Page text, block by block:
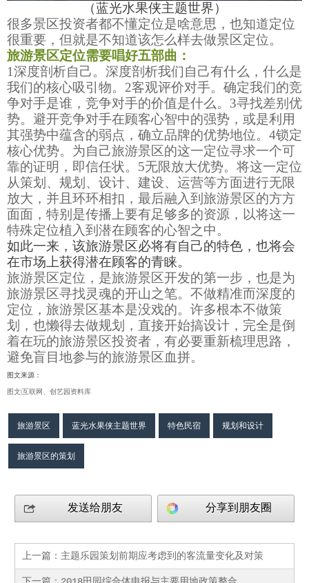
（蓝光水果侠主题世界）
很多景区投资者都不懂定位是啥意思，也知道定位
很重要，但就是不知道该怎么样去做景区定位。
旅游景区定位需要唱好五部曲：
1深度剖析自己。深度剖析我们自己有什么，什么是
我们的核心吸引物。 2客观评价对手。确定我们的竞
争对手是谁，竞争对手的价值是什么。 3寻找差别优
势。避开竞争对手在顾客心智中的强势，或是利用
其强势中蕴含的弱点，确立品牌的优势地位。 4锁定
核心优势。为自己旅游景区的这一定位寻求一个可
靠的证明，即信任状。 5无限放大优势。将这一定位
从策划、规划、设计、建设、运营等方面进行无限
放大，并且环环相扣，最后融入到旅游景区的方方
面面，特别是传播上要有足够多的资源，以将这一
特殊定位植入到潜在顾客的心智之中。
如此一来，该旅游景区必将有自己的特色，也将会
在市场上获得潜在顾客的青睐。
旅游景区定位，是旅游景区开发的第一步，也是为
旅游景区寻找灵魂的开山之笔。不做精准而深度的
定位，旅游景区基本是没戏的。许多根本不做策
划，也懒得去做规划，直接开始搞设计，完全是倒
着在玩的旅游景区投资者，有必要重新梳理思路，
避免盲目地参与的旅游景区血拼。
图文来源：
图文|互联网、创艺园资料库
旅游景区 蓝光水果侠主题世界 特色民宿 规划和设计
旅游景区的策划
发送给朋友 分享到朋友圈
上一篇： 主题乐园策划前期应考虑到的客流量变化及对策